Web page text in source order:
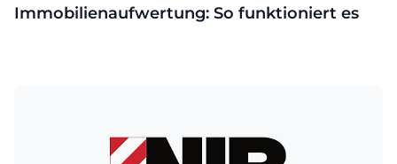
Immobilienaufwertung: So funktioniert es